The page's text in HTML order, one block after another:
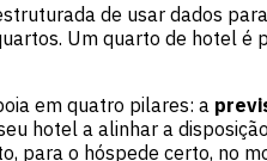
de usar dados
Um quarto de hotel
em quatro pilares: a
hotel a alinhar a
para o hóspede certo, no